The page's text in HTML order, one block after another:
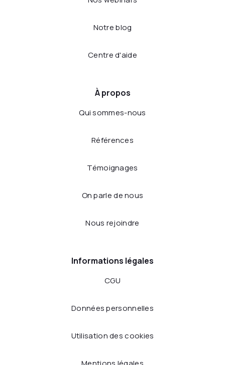
Notre blog
Centre d'aide
À propos
Qui sommes-nous
Références
Témoignages
On parle de nous
Nous rejoindre
Informations légales
CGU
Données personnelles
Utilisation des cookies